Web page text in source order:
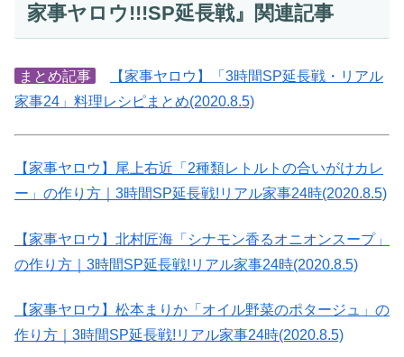
家事ヤロウ!!!SP延長戦』関連記事
まとめ記事
【家事ヤロウ】「3時間SP延長戦・リアル
家事24」料理レシピまとめ(2020.8.5)
【家事ヤロウ】尾上右近「2種類レトルトの合いがけカレ
ー」の作り方｜3時間SP延長戦!リアル家事24時(2020.8.5)
【家事ヤロウ】北村匠海「シナモン香るオニオンスープ」
の作り方｜3時間SP延長戦!リアル家事24時(2020.8.5)
【家事ヤロウ】松本まりか「オイル野菜のポタージュ」の
作り方｜3時間SP延長戦!リアル家事24時(2020.8.5)